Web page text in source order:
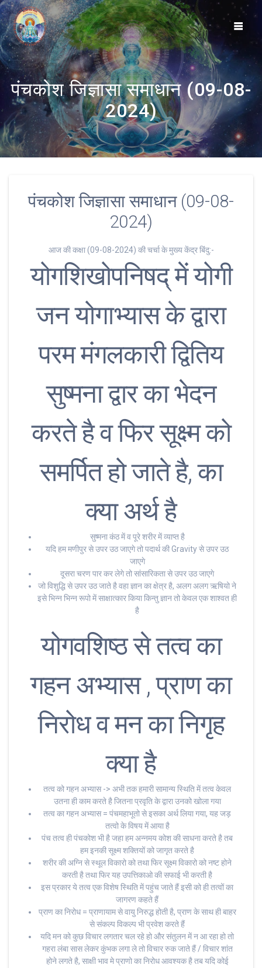
Skip
to
content
पंचकोश जिज्ञासा समाधान (09-08-
2024)
पंचकोश जिज्ञासा समाधान (09-08-
2024)
आज की कक्षा (09-08-2024) की चर्चा के मुख्य केंद्र बिंदु:-
योगशिखोपनिषद् में योगी
जन योगाभ्यास के द्वारा
परम मंगलकारी द्वितिय
सुष्मना द्वार का भेदन
करते है व फिर सूक्ष्म को
समर्पित हो जाते है, का
क्या अर्थ है
सुष्मना कंठ में व पूरे शरीर में व्याप्त है
यदि हम मणीपुर से उपर उठ जाएगे तो पदार्थ की Gravity से उपर उठ
जाएगे
दूसरा चरण पार कर लेगे तो सांसारिकता से उपर उठ जाएगे
जो विशुद्धि से उपर उठ जाते है वहा ज्ञान का क्षेत्र है, अलग अलग ऋषियो ने
इसे भिन्न भिन्न रूपो में साक्षात्कार किया किन्तु ज्ञान तो केवल एक शाश्वत ही
है
योगवशिष्ठ से तत्व का
गहन अभ्यास , प्राण का
निरोध व मन का निगृह
क्या है
तत्व को गहन अभ्यास -> अभी तक हमारी सामान्य स्थिति में तत्व केवल
उतना ही काम करते है जितना प्रवृति के द्वारा उनको खोला गया
तत्व का गहन अभ्यास = पंचमहाभूतो से इसका अर्थ लिया गया, यह जड़
तत्वो के विषय में आया है
पंच तत्व ही पंचकोश भी है जहा हम अन्नमय कोश की साधना करते है तब
हम इनकी सूक्ष्म शक्तियों को जागृत करते है
शरीर की अग्नि से स्थूल विकारो को तथा फिर सूक्ष्म विकारो को नष्ट होने
करती है तथा फिर यह उपत्तिकाओ की सफाई भी करती है
इस प्रकार ये तत्व एक विशेष स्थिति में पहुंच जाते हैं इसी को ही तत्वों का
जागरण कहते हैं
प्राण का निरोध = प्राणायाम से वायु निरुद्ध होती है, प्राण के साथ ही बाहर
से संकल्प विकल्प भी प्रवेश करते हैं
यदि मन को कुछ विचार लगतार चल रहे हो और संतुलन में न आ रहा हो तो
गहरा लंबा सास लेकर कुंभक लगा ले तो विचार रुक जाते हैं / विचार शांत
होने लगते है, साक्षी भाव मे प्राणो का निरोध आवश्यक है तब यदि कोई